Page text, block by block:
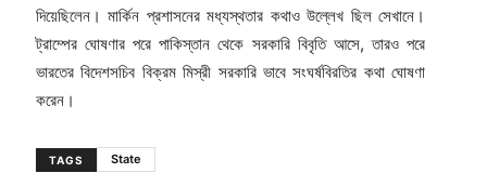
দিয়েছিলেন। মার্কিন প্রশাসনের মধ্যস্থতার কথাও উল্লেখ ছিল সেখানে।
ট্রাম্পের ঘোষণার পরে পাকিস্তান থেকে সরকারি বিবৃতি আসে, তারও পরে
ভারতের বিদেশসচিব বিক্রম মিস্রী সরকারি ভাবে সংঘর্ষবিরতির কথা ঘোষণা
করেন।
TAGS State